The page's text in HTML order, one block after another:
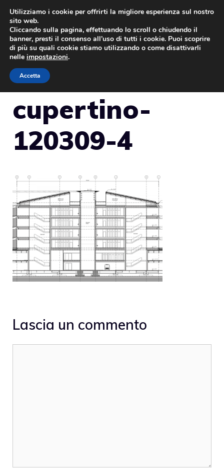
Vai
contenuto
cupertino-
120309-4
Lascia un commento
Utilizziamo i cookie per offrirti la migliore esperienza sul nostro
sito web.
Cliccando sulla pagina, effettuando lo scroll o chiudendo il
banner, presti il consenso all’uso di tutti i cookie. Puoi scoprire
di più su quali cookie stiamo utilizzando o come disattivarli
nelle impostazioni.
Accetta